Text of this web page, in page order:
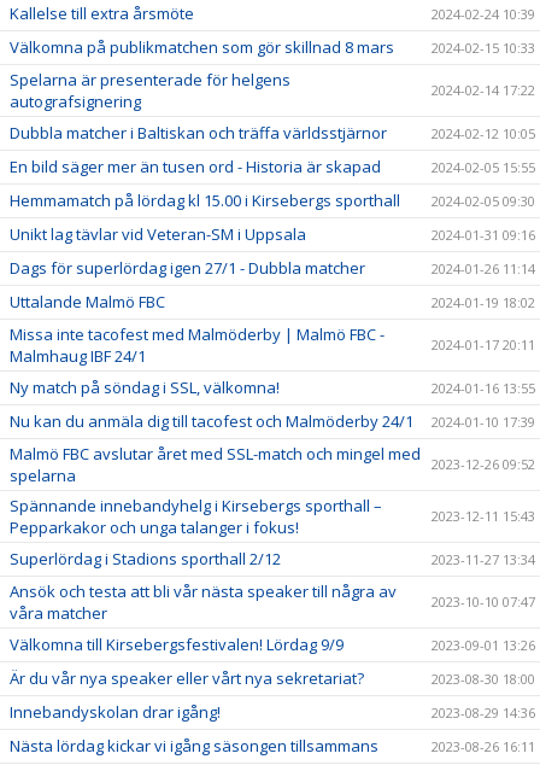
Kallelse till extra årsmöte 2024-02-24 10:39
Välkomna på publikmatchen som gör skillnad 8 mars 2024-02-15 10:33
Spelarna är presenterade för helgens
autografsignering
2024-02-14 17:22
Dubbla matcher i Baltiskan och träffa världsstjärnor 2024-02-12 10:05
En bild säger mer än tusen ord - Historia är skapad 2024-02-05 15:55
Hemmamatch på lördag kl 15.00 i Kirsebergs sporthall 2024-02-05 09:30
Unikt lag tävlar vid Veteran-SM i Uppsala 2024-01-31 09:16
Dags för superlördag igen 27/1 - Dubbla matcher 2024-01-26 11:14
Uttalande Malmö FBC 2024-01-19 18:02
Missa inte tacofest med Malmöderby | Malmö FBC -
Malmhaug IBF 24/1
2024-01-17 20:11
Ny match på söndag i SSL, välkomna! 2024-01-16 13:55
Nu kan du anmäla dig till tacofest och Malmöderby 24/1 2024-01-10 17:39
Malmö FBC avslutar året med SSL-match och mingel med
spelarna
2023-12-26 09:52
Spännande innebandyhelg i Kirsebergs sporthall –
Pepparkakor och unga talanger i fokus!
2023-12-11 15:43
Superlördag i Stadions sporthall 2/12 2023-11-27 13:34
Ansök och testa att bli vår nästa speaker till några av
våra matcher
2023-10-10 07:47
Välkomna till Kirsebergsfestivalen! Lördag 9/9 2023-09-01 13:26
Är du vår nya speaker eller vårt nya sekretariat? 2023-08-30 18:00
Innebandyskolan drar igång! 2023-08-29 14:36
Nästa lördag kickar vi igång säsongen tillsammans 2023-08-26 16:11